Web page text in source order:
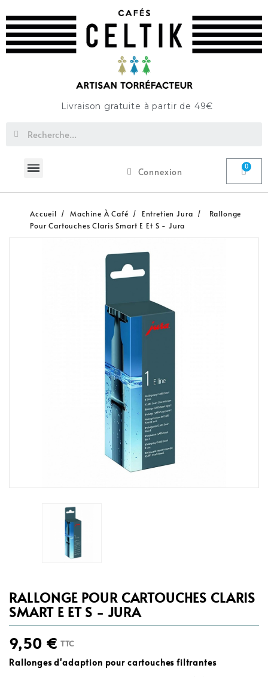
Livraison gratuite à partir de 49€
Connexion
Accueil Machine À Café Entretien Jura
Rallonge
Pour Cartouches Claris Smart E Et S - Jura
RALLONGE POUR CARTOUCHES CLARIS
SMART E ET S - JURA
9,50 € TTC
Rallonges d'adaption pour cartouches filtrantes